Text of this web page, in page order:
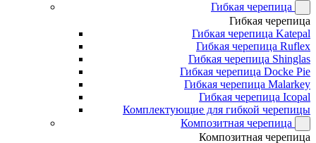
Гибкая черепица
Гибкая черепица
Гибкая черепица Katepal
Гибкая черепица Ruflex
Гибкая черепица Shinglas
Гибкая черепица Docke Pie
Гибкая черепица Malarkey
Гибкая черепица Icopal
Комплектующие для гибкой черепицы
Композитная черепица
Композитная черепица